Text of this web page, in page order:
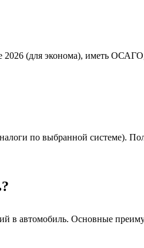
2026 (для эконома), иметь
по выбранной системе).
в автомобиль. Основные